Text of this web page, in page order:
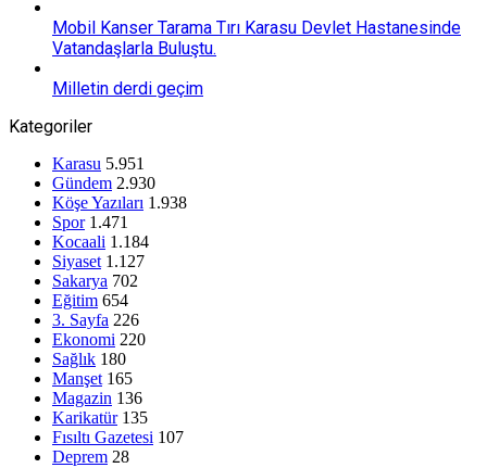
Mobil Kanser Tarama Tırı Karasu Devlet Hastanesinde
Vatandaşlarla Buluştu.
Milletin derdi geçim
Kategoriler
Karasu 5.951
Gündem 2.930
Köşe Yazıları 1.938
Spor 1.471
Kocaali 1.184
Siyaset 1.127
Sakarya 702
Eğitim 654
3. Sayfa 226
Ekonomi 220
Sağlık 180
Manşet 165
Magazin 136
Karikatür 135
Fısıltı Gazetesi 107
Deprem 28